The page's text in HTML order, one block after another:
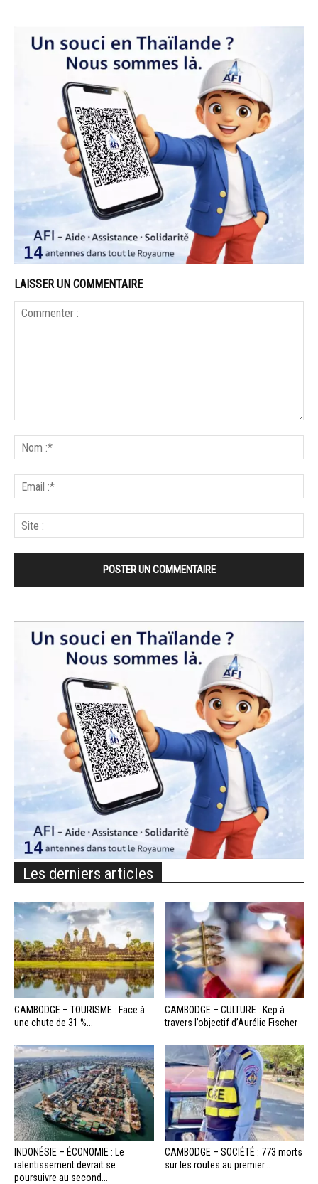
LAISSER UN COMMENTAIRE
Les derniers articles
CAMBODGE – TOURISME : Face à
une chute de 31 %...
CAMBODGE – CULTURE : Kep à
travers l’objectif d’Aurélie Fischer
INDONÉSIE – ÉCONOMIE : Le
ralentissement devrait se
poursuivre au second...
CAMBODGE – SOCIÉTÉ : 773 morts
sur les routes au premier...